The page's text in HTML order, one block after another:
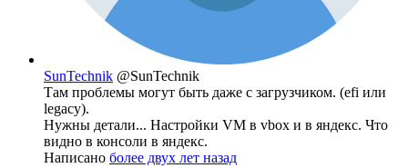
SunTechnik @SunTechnik
Там проблемы могут быть даже с загрузчиком. (efi или
legacy).
Нужны детали... Настройки VM в vbox и в яндекс. Что
видно в консоли в яндекс.
Написано более двух лет назад